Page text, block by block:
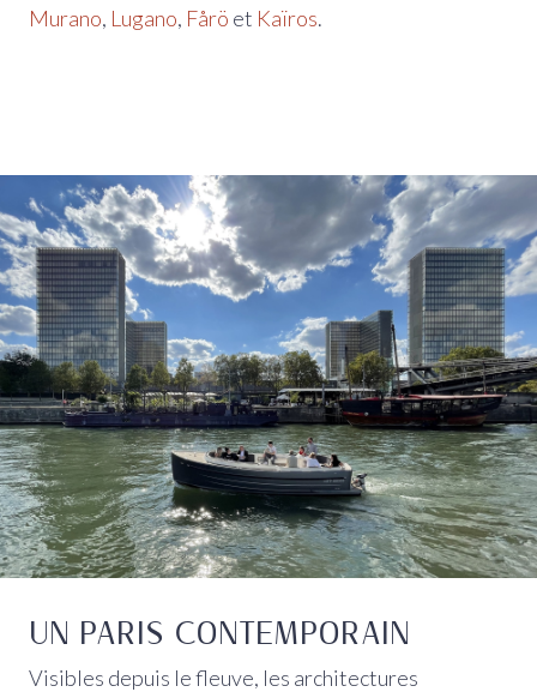
Murano, Lugano, Fårö et Kaïros.
UN PARIS CONTEMPORAIN
Visibles depuis le fleuve, les architectures